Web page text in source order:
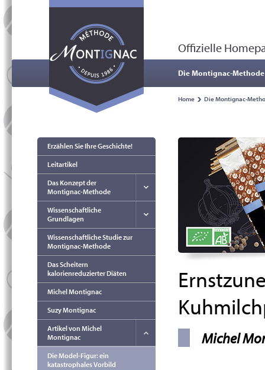
Offizielle
Die Montignac-Methode
Home Die Montignac-
Erzählen Sie Ihre Geschichte!
Leitartikel
Das Konzept der
Montignac-Methode
Wissenschaftliche
Grundlagen
Wissenschaftliche Studie zur
Montignac-Methode
Das Scheitern
kalorienreduzierter Diäten
Michel Montignac
Suzy Montignac
Artikel von Michel
Montignac
Die Model-Figur: ein
katastrophales Vorbild
Michel